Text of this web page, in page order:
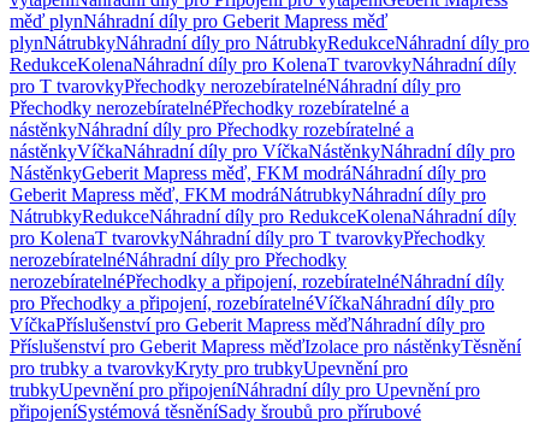
měď plynNáhradní díly pro Geberit Mapress měď
plynNátrubkyNáhradní díly pro NátrubkyRedukceNáhradní díly pro
RedukceKolenaNáhradní díly pro KolenaT tvarovkyNáhradní díly
pro T tvarovkyPřechodky nerozebíratelnéNáhradní díly pro
Přechodky nerozebíratelnéPřechodky rozebíratelné a
nástěnkyNáhradní díly pro Přechodky rozebíratelné a
nástěnkyVíčkaNáhradní díly pro VíčkaNástěnkyNáhradní díly pro
NástěnkyGeberit Mapress měď, FKM modráNáhradní díly pro
Geberit Mapress měď, FKM modráNátrubkyNáhradní díly pro
NátrubkyRedukceNáhradní díly pro RedukceKolenaNáhradní díly
pro KolenaT tvarovkyNáhradní díly pro T tvarovkyPřechodky
nerozebíratelnéNáhradní díly pro Přechodky
nerozebíratelnéPřechodky a připojení, rozebíratelnéNáhradní díly
pro Přechodky a připojení, rozebíratelnéVíčkaNáhradní díly pro
VíčkaPříslušenství pro Geberit Mapress měďNáhradní díly pro
Příslušenství pro Geberit Mapress měďIzolace pro nástěnkyTěsnění
pro trubky a tvarovkyKryty pro trubkyUpevnění pro
trubkyUpevnění pro připojeníNáhradní díly pro Upevnění pro
připojeníSystémová těsněníSady šroubů pro přírubové